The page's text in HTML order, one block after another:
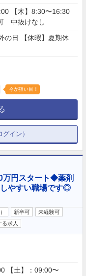
【木】8:30〜16:30
中抜けなし
の日 【休暇】夏期休
今が狙い目！
イン）
万円スタート◆薬剤
やすい職場です◎
新卒可
未経験可
求人
【土】：09:00〜